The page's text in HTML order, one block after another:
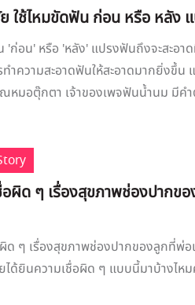
ใช้ไหมขัดฟัน ก่อน หรือ หลัง
'ก่อน' หรือ 'หลัง' แปรงฟันถึงจะสะอ
ทำความสะอาดฟันให้สะอาดมากยิ่งขึ้น
หมอตุ๊กตา เจ้าของเพจฟันน้ำนม มีคำ
อผิด ๆ เรื่องสุขภาพช่องปากข
ด ๆ เรื่องสุขภาพช่องปากของลูกที่พ่
ได้ยินความเชื่อผิด ๆ แบบนี้มาบ้างไห